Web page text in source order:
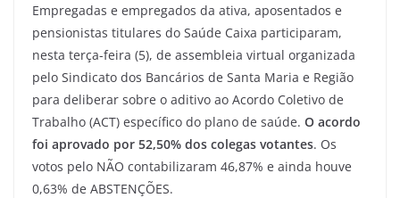
Empregadas e empregados da ativa, aposentados e
pensionistas titulares do Saúde Caixa participaram,
nesta terça-feira (5), de assembleia virtual organizada
pelo Sindicato dos Bancários de Santa Maria e Região
para deliberar sobre o aditivo ao Acordo Coletivo de
Trabalho (ACT) específico do plano de saúde. O acordo
foi aprovado por 52,50% dos colegas votantes. Os
votos pelo NÃO contabilizaram 46,87% e ainda houve
0,63% de ABSTENÇÕES.